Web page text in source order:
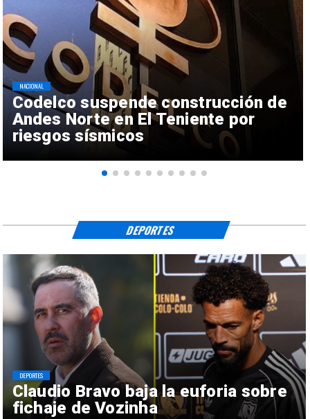
Codelco suspende construcción de
Andes Norte en El Teniente por
riesgos sísmicos
NACIONAL
Claudio Bravo baja la euforia sobre
fichaje de Vozinha
DEPORTES
DEPORTES